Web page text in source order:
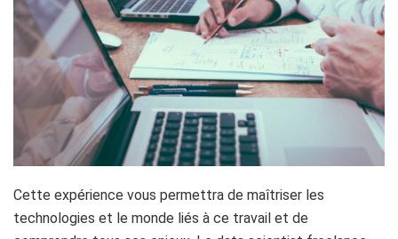
Cette expérience vous permettra de maîtriser les
technologies et le monde liés à ce travail et de